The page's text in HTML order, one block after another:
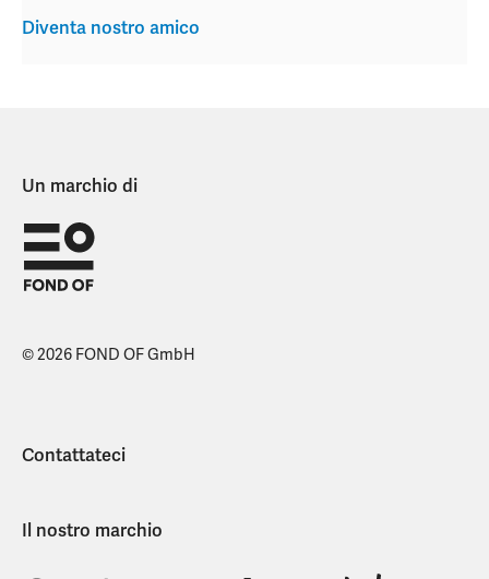
Diventa nostro amico
Un marchio di
© 2026 FOND OF GmbH
Contattateci
Il nostro marchio